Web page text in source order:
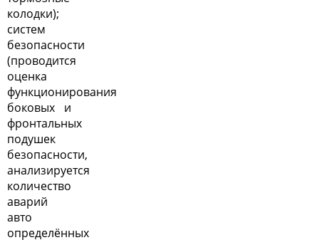
колодки);
систем
безопасности
(проводится
оценка
функционирования
боковых и
фронтальных
подушек
безопасности,
анализируется
количество
аварий
авто
определённых